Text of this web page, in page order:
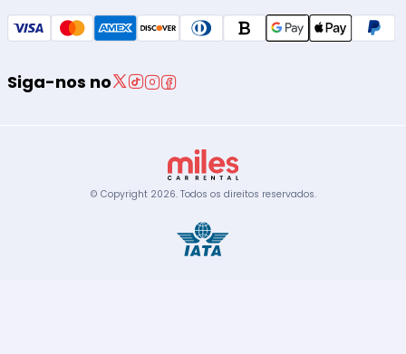
Siga-nos no
© Copyright 2026. Todos os direitos reservados.